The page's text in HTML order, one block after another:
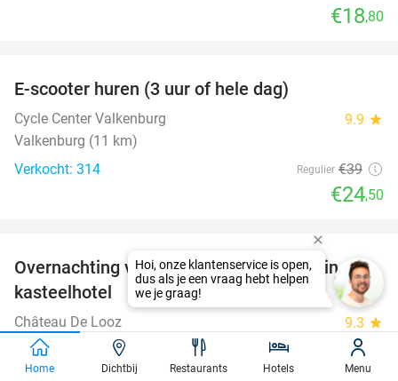
€18,80
E-scooter huren (3 uur of hele dag)
Cycle Center Valkenburg 9.9 star
Valkenburg (11 km)
Verkocht: 314
Regulier €39
€24,50
48%
Overnachting voor 2 + ontbijt met cava in een
kasteelhotel
Château De Looz 9.3 star
Borgloon
Verkocht: 130
Regulier €180
Home Dichtbij Restaurants Hotels Menu